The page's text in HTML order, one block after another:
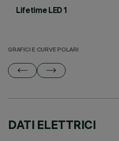
Lifetime LED 1
GRAFICI E CURVE POLARI
DATI ELETTRICI